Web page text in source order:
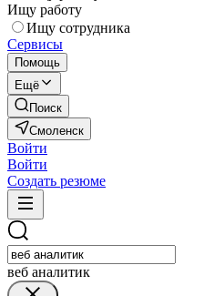
Ищу работу
Ищу сотрудника
Сервисы
Помощь
Ещё
Поиск
Смоленск
Войти
Войти
Создать резюме
веб аналитик